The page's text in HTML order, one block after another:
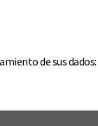
de sus dados: